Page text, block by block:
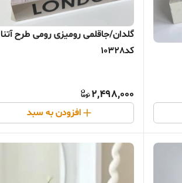
گلدان/جاقلمی رومیزی رومی طرح آتنا
کد10328
2,498,000
افزودن به سبد